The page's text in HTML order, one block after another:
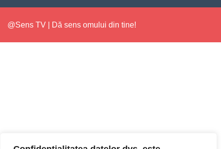
@Sens TV | Dă sens omului din tine!